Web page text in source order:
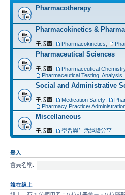
Pharmacotherapy
Pharmacokinetics &
子版面: Pharmacokinetics
Pharmaceutical Sciences
子版面: Pharmaceutical
Pharmaceutical Testing,
Social and Administrative
子版面: Medication Safety
Pharmacy Practice/
Miscellaneous
子版面: 學習與生活經驗分享
登入
會員名稱:
誰在線上